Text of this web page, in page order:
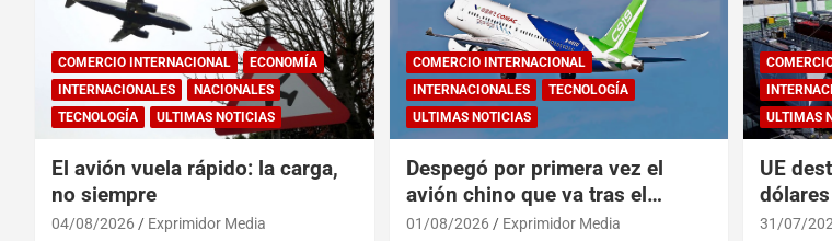
COMERCIO INTERNACIONAL
ECONOMÍA
INTERNACIONALES
NACIONALES
TECNOLOGÍA
ULTIMAS NOTICIAS
El avión vuela rápido: la carga,
no siempre
04/08/2026 Exprimidor Media
COMERCIO INTERNACIONAL
INTERNACIONALES
TECNOLOGÍA
ULTIMAS NOTICIAS
Despegó por primera vez el
avión chino que va tras el
reinado del A319 en el Tíbet
01/08/2026 Exprimidor Media
ULTIMAS
UE
para
31/07/